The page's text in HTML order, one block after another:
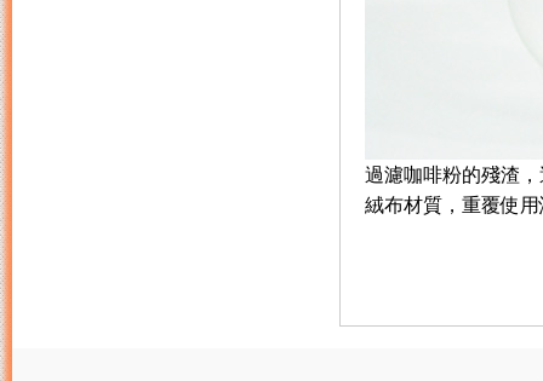
過濾咖啡粉的殘渣
絨布材質，重覆使